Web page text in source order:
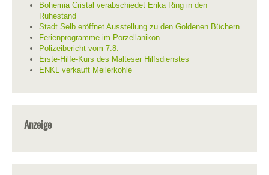
Bohemia Cristal verabschiedet Erika Ring in den
Ruhestand
Stadt Selb eröffnet Ausstellung zu den Goldenen Büchern
Ferienprogramme im Porzellanikon
Polizeibericht vom 7.8.
Erste-Hilfe-Kurs des Malteser Hilfsdienstes
ENKL verkauft Meilerkohle
Anzeige